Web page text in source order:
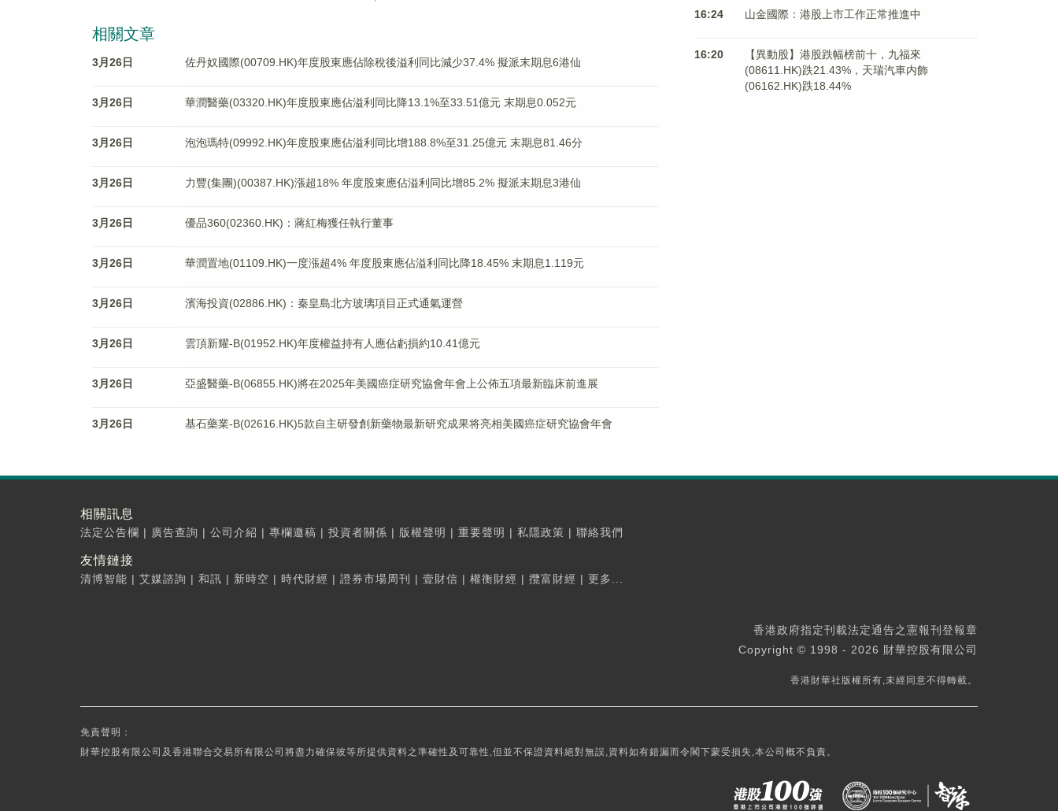
相關文章
3月26日 佐丹奴國際(00709.HK)年度股東應佔除稅後溢利同比減少37.4% 擬派末期息6港仙
3月26日 華潤醫藥(03320.HK)年度股東應佔溢利同比降13.1%至33.51億元 末期息0.052元
3月26日 泡泡瑪特(09992.HK)年度股東應佔溢利同比增188.8%至31.25億元 末期息81.46分
3月26日 力豐(集團)(00387.HK)漲超18% 年度股東應佔溢利同比增85.2% 擬派末期息3港仙
3月26日 優品360(02360.HK)：蔣紅梅獲任執行董事
3月26日 華潤置地(01109.HK)一度漲超4% 年度股東應佔溢利同比降18.45% 末期息1.119元
3月26日 濱海投資(02886.HK)：秦皇島北方玻璃項目正式通氣運營
3月26日 雲頂新耀-B(01952.HK)年度權益持有人應佔虧損約10.41億元
3月26日 亞盛醫藥-B(06855.HK)將在2025年美國癌症研究協會年會上公佈五項最新臨床前進展
3月26日 基石藥業-B(02616.HK)5款自主研發創新藥物最新研究成果将亮相美國癌症研究協會年會
16:24 山金國際：港股上市工作正常推進中
16:20
【異動股】港股跌幅榜前十，九福來
(08611.HK)跌21.43%，天瑞汽車内飾
(06162.HK)跌18.44%
相關訊息
法定公告欄 | 廣告查詢 | 公司介紹 | 專欄邀稿 | 投資者關係 | 版權聲明 | 重要聲明 | 私隱政策 | 聯絡我們
友情鏈接
清博智能 | 艾媒諮詢 | 和訊 | 新時空 | 時代財經 | 證券市場周刊 | 壹財信 | 權衡財經 | 攬富財經 | 更多...
香港政府指定刊載法定通告之憲報刊登報章
Copyright © 1998 - 2026 財華控股有限公司
香港財華社版權所有,未經同意不得轉載。
免責聲明：
財華控股有限公司及香港聯合交易所有限公司將盡力確保彼等所提供資料之準確性及可靠性,但並不保證資料絕對無誤,資料如有錯漏而令閣下蒙受損失,本公司概不負責。